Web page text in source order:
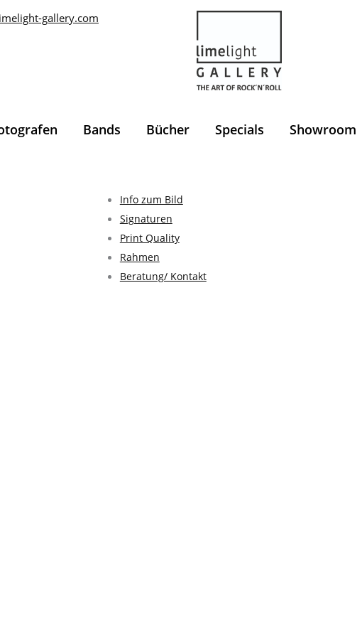
gallery.com
Bands Bücher Specials Showroom
Info zum Bild
Signaturen
Print Quality
Rahmen
Beratung/ Kontakt